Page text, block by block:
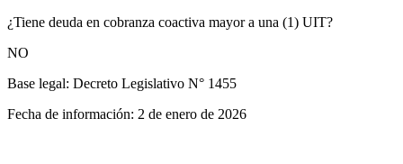
¿Tiene deuda en cobranza coactiva mayor a una (1) UIT?
NO
Base legal: Decreto Legislativo N° 1455
Fecha de información: 2 de enero de 2026